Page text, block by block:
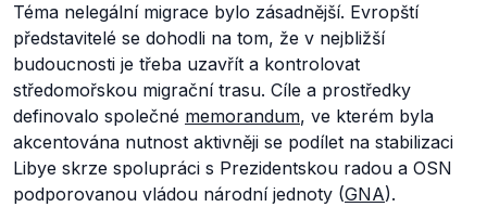
Téma nelegální migrace bylo zásadnější. Evropští
představitelé se dohodli na tom, že v nejbližší
budoucnosti je třeba uzavřít a kontrolovat
středomořskou migrační trasu. Cíle a prostředky
definovalo společné memorandum, ve kterém byla
akcentována nutnost aktivněji se podílet na stabilizaci
Libye skrze spolupráci s Prezidentskou radou a OSN
podporovanou vládou národní jednoty (GNA).